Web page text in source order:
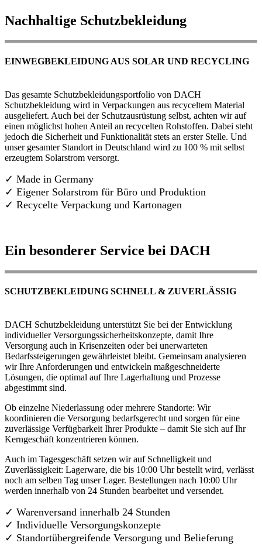
Nachhaltige Schutzbekleidung
EINWEGBEKLEIDUNG AUS SOLAR UND RECYCLING
Das gesamte Schutzbekleidungsportfolio von DACH
Schutzbekleidung wird in Verpackungen aus recyceltem Material
ausgeliefert. Auch bei der Schutzausrüstung selbst, achten wir auf
einen möglichst hohen Anteil an recycelten Rohstoffen. Dabei steht
jedoch die Sicherheit und Funktionalität stets an erster Stelle. Und
unser gesamter Standort in Deutschland wird zu 100 % mit selbst
erzeugtem Solarstrom versorgt.
✓ Made in Germany
✓ Eigener Solarstrom für Büro und Produktion
✓ Recycelte Verpackung und Kartonagen
Ein besonderer Service bei DACH
SCHUTZBEKLEIDUNG SCHNELL & ZUVERLÄSSIG
DACH Schutzbekleidung unterstützt Sie bei der Entwicklung
individueller Versorgungssicherheitskonzepte, damit Ihre
Versorgung auch in Krisenzeiten oder bei unerwarteten
Bedarfssteigerungen gewährleistet bleibt. Gemeinsam analysieren
wir Ihre Anforderungen und entwickeln maßgeschneiderte
Lösungen, die optimal auf Ihre Lagerhaltung und Prozesse
abgestimmt sind.
Ob einzelne Niederlassung oder mehrere Standorte: Wir
koordinieren die Versorgung bedarfsgerecht und sorgen für eine
zuverlässige Verfügbarkeit Ihrer Produkte – damit Sie sich auf Ihr
Kerngeschäft konzentrieren können.
Auch im Tagesgeschäft setzen wir auf Schnelligkeit und
Zuverlässigkeit: Lagerware, die bis 10:00 Uhr bestellt wird, verlässt
noch am selben Tag unser Lager. Bestellungen nach 10:00 Uhr
werden innerhalb von 24 Stunden bearbeitet und versendet.
✓ Warenversand innerhalb 24 Stunden
✓ Individuelle Versorgungskonzepte
✓ Standortübergreifende Versorgung und Belieferung